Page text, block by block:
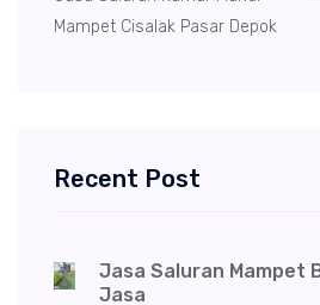
Mampet Cisalak Pasar Depok
Recent Post
Jasa Saluran Mampet
Jasa